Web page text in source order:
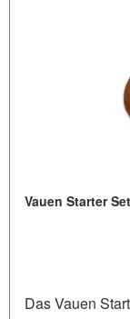
Vauen Starter
Das Vauen